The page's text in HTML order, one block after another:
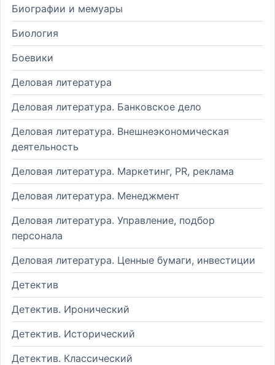
Биографии и мемуары
Биология
Боевики
Деловая литература
Деловая литература. Банковское дело
Деловая литература. Внешнеэкономическая
деятельность
Деловая литература. Маркетинг, PR, реклама
Деловая литература. Менеджмент
Деловая литература. Управление, подбор
персонала
Деловая литература. Ценные бумаги, инвестиции
Детектив
Детектив. Иронический
Детектив. Исторический
Детектив. Классический